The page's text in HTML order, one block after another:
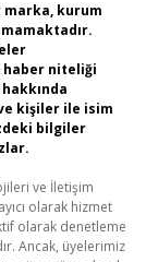
kurum
haber niteliği
kişiler ile isim
bilgiler
ve İletişim
olarak hizmet
olarak denetleme
Ancak, üyelerimiz